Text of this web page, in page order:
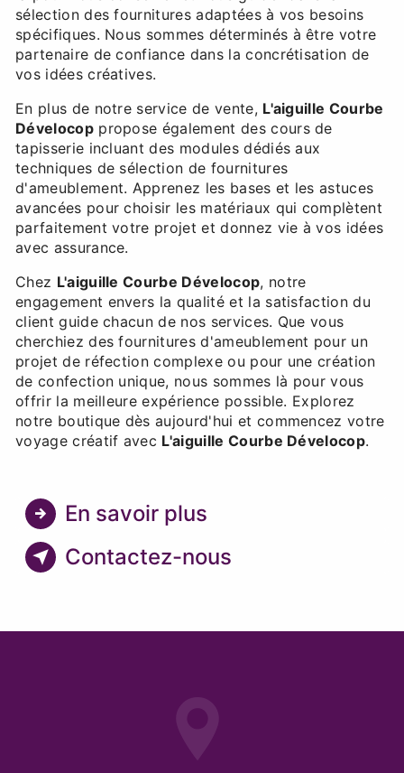
sélection des fournitures adaptées à vos besoins
spécifiques. Nous sommes déterminés à être votre
partenaire de confiance dans la concrétisation de
vos idées créatives.
En plus de notre service de vente, L'aiguille Courbe
Dévelocoppropose également des cours de
tapisserie incluant des modules dédiés aux
techniques de sélection de fournitures
d'ameublement. Apprenez les bases et les astuces
avancées pour choisir les matériaux qui complètent
parfaitement votre projet et donnez vie à vos idées
avec assurance.
Chez L'aiguille Courbe Dévelocop, notre
engagement envers la qualité et la satisfaction du
client guide chacun de nos services. Que vous
cherchiez des fournitures d'ameublement pour un
projet de réfection complexe ou pour une création
de confection unique, nous sommes là pour vous
offrir la meilleure expérience possible. Explorez
notre boutique dès aujourd'hui et commencez votre
voyage créatif avec L'aiguille Courbe Dévelocop.
En savoir plus
Contactez-nous